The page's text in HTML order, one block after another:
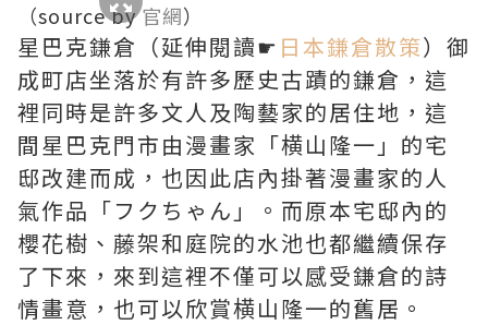
（source by官網）
星巴克鎌倉（延伸閱讀☛ 日本鎌倉散策）御
成町店坐落於有許多歷史古蹟的鎌倉，這
裡同時是許多文人及陶藝家的居住地，這
間星巴克門市由漫畫家「横山隆一」的宅
邸改建而成，也因此店內掛著漫畫家的人
氣作品「フクちゃん」。而原本宅邸內的
櫻花樹、藤架和庭院的水池也都繼續保存
了下來，來到這裡不僅可以感受鎌倉的詩
情畫意，也可以欣賞横山隆一的舊居。